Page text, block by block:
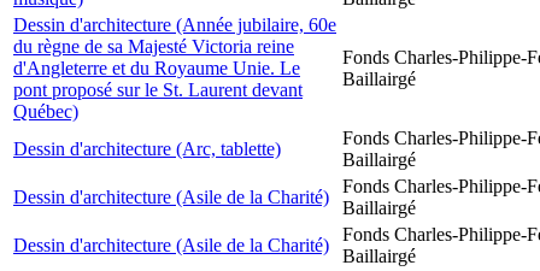
Dessin d'architecture (Année jubilaire, 60e
du règne de sa Majesté Victoria reine
d'Angleterre et du Royaume Unie. Le
pont proposé sur le St. Laurent devant
Québec)
Fonds Charles-Philippe-
Baillairgé
Dessin d'architecture (Arc, tablette)
Fonds Charles-Philippe-
Baillairgé
Dessin d'architecture (Asile de la Charité)
Fonds Charles-Philippe-
Baillairgé
Dessin d'architecture (Asile de la Charité)
Fonds Charles-Philippe-
Baillairgé